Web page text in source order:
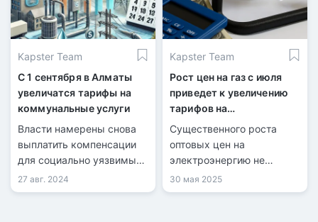
Kapster Team
С 1 сентября в Алматы
увеличатся тарифы на
коммунальные услуги
Власти намерены снова
выплатить компенсации
для социально уязвимых
категорий населения.
27 авг. 2024
Kapster Team
Рост цен на газ с июля
приведет к увеличению
тарифов на
электроэнергию
Существенного роста
оптовых цен на
электроэнергию не
ожидается — угольные
станции сохраняют
30 мая 2025